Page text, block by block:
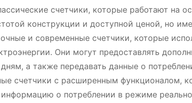
счетчики, которые работают на
конструкции и доступной ценой, но
и современные счетчики, которые
Они могут предоставлять
а также передавать данные о
счетчики с расширенным функционалом,
о потреблении в режиме